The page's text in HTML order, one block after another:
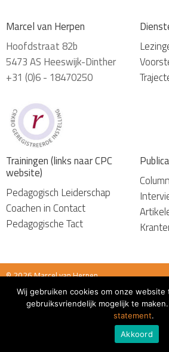
Marcel van Herpen
Hoofdstraat 82b
5473 AS Heeswijk-Dinther
+31 (0)6 - 18470250
Trainingen (links naar CPC
website)
Pedagogisch Leiderschap
Coachen in Contact
Pedagogische Tact
© 2026 Marcel van Herpen
Algemene voorwaarden
Wij gebruiken cookies om onze website
gebruiksvriendelijk mogelijk te maken.
statement.
Akkoord